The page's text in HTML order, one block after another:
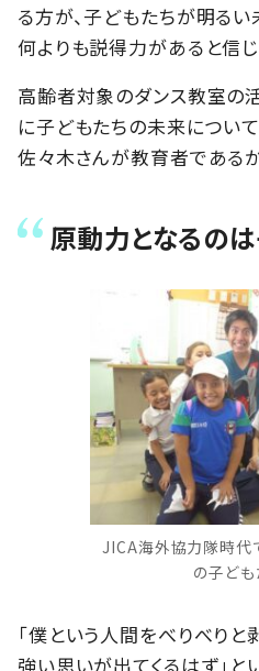
る方が、子どもたちが明る
何よりも説得力があると信じ
高齢者対象のダンス教室の
に子どもたちの未来につい
佐々木さんが教育者である
原動力となるの
JICA海外協力隊時代
の子ども
「僕という人間をべりべりと
強い思いが出てくるはず」と